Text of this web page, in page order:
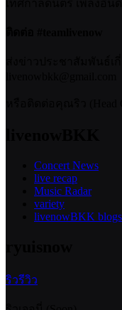
Concert News
live recap
Music Radar
variety
livenowBKK
ริวรีวิว